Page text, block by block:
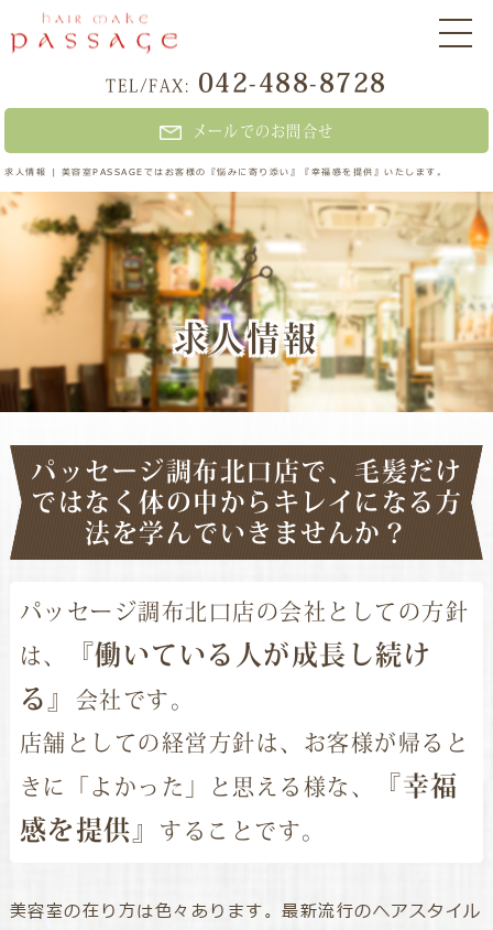
TEL/FAX: 042-488-8728
メールでのお問合せ
求人情報 | 美容室PASSAGEではお客様の『悩みに寄り添い』『幸福感を提供』いたします。
求人情報
パッセージ調布北口店で、毛髪だけ
ではなく体の中からキレイになる方
法を学んでいきませんか？
パッセージ調布北口店の会社としての方針
は、
『働いている人が成長し続け
る』
会社です。
店舗としての経営方針は、お客様が帰ると
きに「よかった」と思える様な、
『幸福
感を提供』
することです。
美容室の在り方は色々あります。最新流行のヘアスタイル